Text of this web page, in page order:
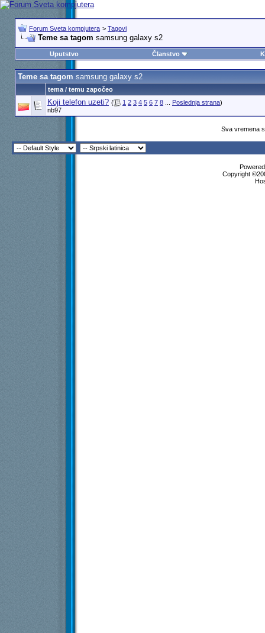
Forum Sveta kompjutera > Tagovi
Teme sa tagom samsung galaxy s2
Uputstvo Članstvo
Teme sa tagom samsung galaxy s2
tema / temu započeo
Koji telefon uzeti? ( 1 2 3 4 5 6 7 8... Poslednja strana)
nb97
Sva vremena
Copyright